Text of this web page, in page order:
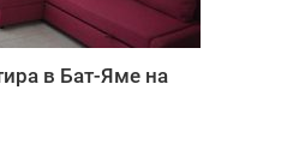
в Бат-Яме на